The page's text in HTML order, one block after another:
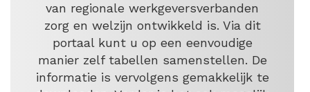
van regionale werkgeversverbanden
zorg en welzijn ontwikkeld is. Via dit
portaal kunt u op een eenvoudige
manier zelf tabellen samenstellen. De
informatie is vervolgens gemakkelijk te